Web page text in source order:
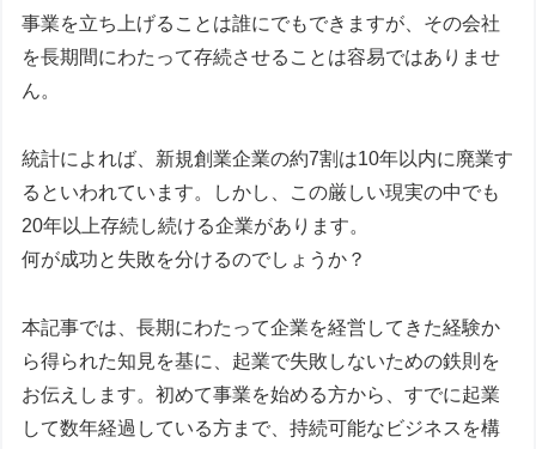
事業を立ち上げることは誰にでもできますが、その会社
を長期間にわたって存続させることは容易ではありませ
ん。
統計によれば、新規創業企業の約7割は10年以内に廃業す
るといわれています。しかし、この厳しい現実の中でも
20年以上存続し続ける企業があります。
何が成功と失敗を分けるのでしょうか？
本記事では、長期にわたって企業を経営してきた経験か
ら得られた知見を基に、起業で失敗しないための鉄則を
お伝えします。初めて事業を始める方から、すでに起業
して数年経過している方まで、持続可能なビジネスを構